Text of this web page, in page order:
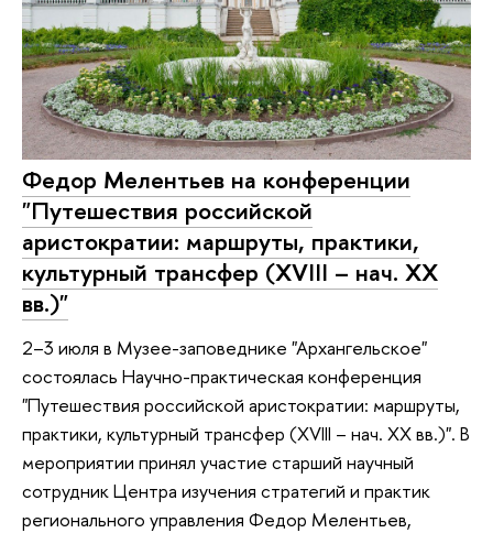
Федор Мелентьев на конференции
"Путешествия российской
аристократии: маршруты, практики,
культурный трансфер (XVIII – нач. XX
вв.)"
2–3 июля в Музее-заповеднике "Архангельское"
состоялась Научно-практическая конференция
"Путешествия российской аристократии: маршруты,
практики, культурный трансфер (XVIII – нач. XX вв.)". В
мероприятии принял участие старший научный
сотрудник Центра изучения стратегий и практик
регионального управления Федор Мелентьев,